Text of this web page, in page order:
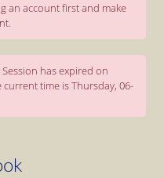
an account first and make
has expired on
current time is Thursday, 06-